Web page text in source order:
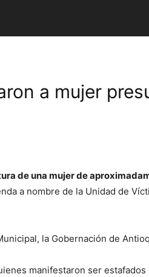
a mujer
de una mujer de
a nombre de la Unidad de
la Gobernación de
manifestaron ser